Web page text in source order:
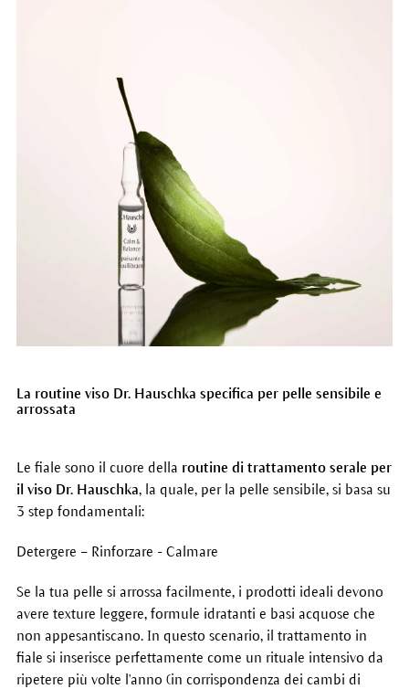
La routine viso Dr. Hauschka specifica per pelle sensibile e
arrossata
Le fiale sono il cuore della routine di trattamento serale per
il viso Dr. Hauschka, la quale, per la pelle sensibile, si basa su
3 step fondamentali:
Detergere – Rinforzare - Calmare
Se la tua pelle si arrossa facilmente, i prodotti ideali devono
avere texture leggere, formule idratanti e basi acquose che
non appesantiscano. In questo scenario, il trattamento in
fiale si inserisce perfettamente come un rituale intensivo da
ripetere più volte l'anno (in corrispondenza dei cambi di